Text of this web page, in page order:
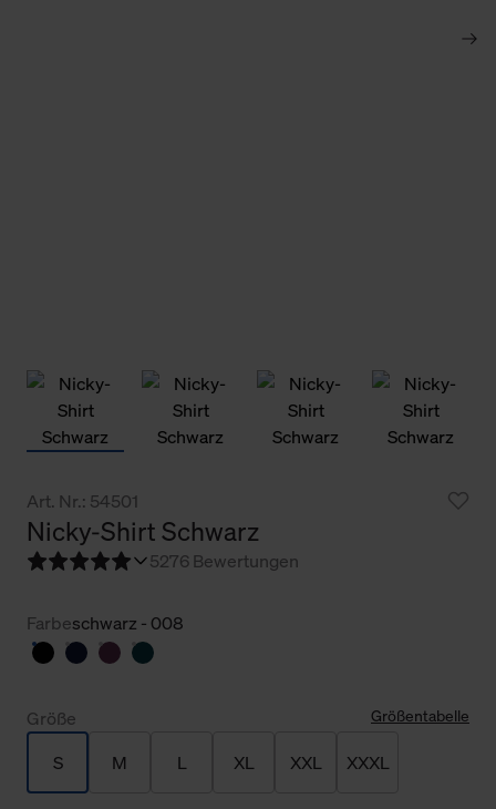
Art. Nr.: 54501
Nicky-Shirt Schwarz
5276 Bewertungen
Farbeschwarz - 008
Größe Größentabelle
S M L XL XXL XXXL